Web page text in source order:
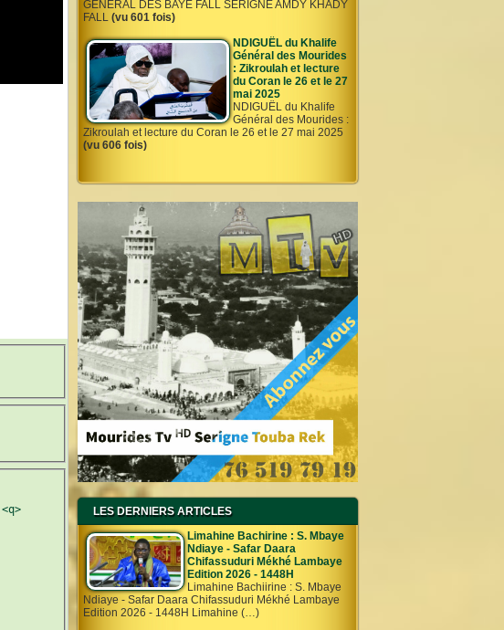
<q>
GENERAL DES BAYE FALL SERIGNE AMDY KHADY
FALL (vu 601 fois)
NDIGUËL du Khalife
Général des Mourides
: Zikroulah et lecture
du Coran le 26 et le 27
mai 2025
NDIGUËL du Khalife
Général des Mourides :
Zikroulah et lecture du Coran le 26 et le 27 mai 2025
(vu 606 fois)
LES DERNIERS ARTICLES
Limahine Bachirine : S. Mbaye
Ndiaye - Safar Daara
Chifassuduri Mékhé Lambaye
Edition 2026 - 1448H
Limahine Bachiirine : S. Mbaye
Ndiaye - Safar Daara Chifassuduri Mékhé Lambaye
Edition 2026 - 1448H Limahine (…)